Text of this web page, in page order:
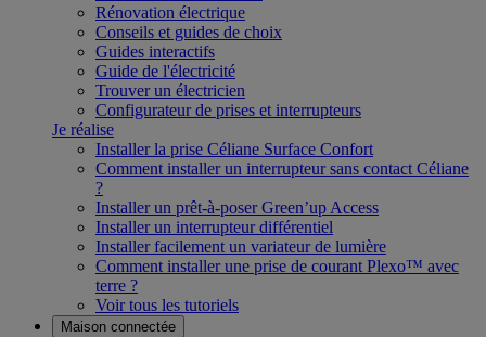
Rénovation électrique
Conseils et guides de choix
Guides interactifs
Guide de l'électricité
Trouver un électricien
Configurateur de prises et interrupteurs
Je réalise
Installer la prise Céliane Surface Confort
Comment installer un interrupteur sans contact Céliane
?
Installer un prêt-à-poser Green’up Access
Installer un interrupteur différentiel
Installer facilement un variateur de lumière
Comment installer une prise de courant Plexo™ avec
terre ?
Voir tous les tutoriels
Maison connectée